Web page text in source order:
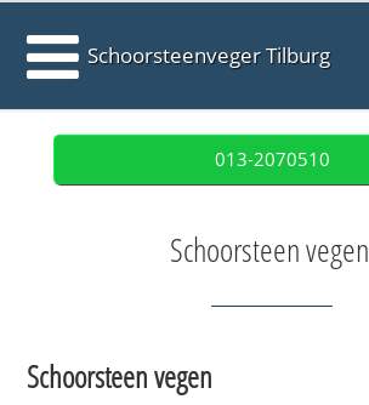
Schoorsteenveger Tilburg
013-2070510
Schoorsteen vegen
Schoorsteen vegen